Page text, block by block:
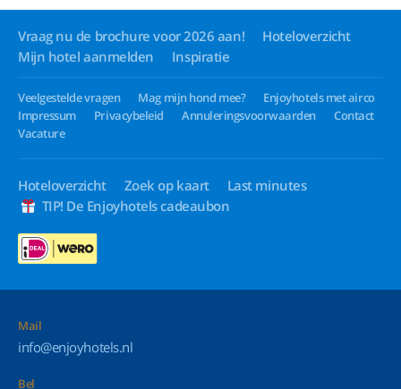
Vraag nu de brochure voor 2026 aan!
Hoteloverzicht
Mijn hotel aanmelden
Inspiratie
Veelgestelde vragen Mag mijn hond mee?
Enjoyhotels met airco
Impressum
Privacybeleid Annuleringsvoorwaarden
Contact
Vacature
Hoteloverzicht Zoek op kaart
Last minutes
TIP! De Enjoyhotels cadeaubon
Mail
info@enjoyhotels.nl
Bel